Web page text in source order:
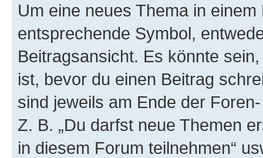
Um eine neues Thema in
entsprechende Symbol,
Beitragsansicht. Es könnte
ist, bevor du einen Beitrag
sind jeweils am Ende der
Z. B. „Du darfst neue Themen
in diesem Forum teilnehmen“